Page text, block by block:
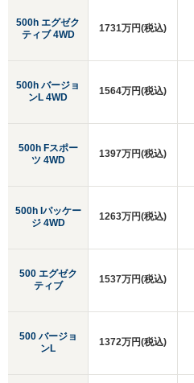
500h エグゼク
ティブ 4WD
500h バージョ
ンL 4WD
500h Fスポー
ツ 4WD
500h Iパッケー
ジ 4WD
500 エグゼク
ティブ
500 バージョ
ンL
1731万円(税込)
1564万円(税込)
1397万円(税込)
1263万円(税込)
1537万円(税込)
1372万円(税込)